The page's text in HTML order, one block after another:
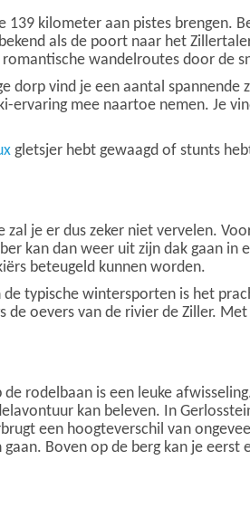
kilometer aan pistes brengen.
als de poort naar het
wandelroutes door de
dorp vind je een aantal spannende
ervaring mee naartoe nemen. Je
gletsjer hebt gewaagd of stunts
je er dus zeker niet vervelen.
kan dan weer uit zijn dak gaan in
beteugeld kunnen worden.
typische wintersporten is het
oevers van de rivier de Ziller.
rodelbaan is een leuke
kan beleven. In
een hoogteverschil van
Boven op de berg kan je eerst